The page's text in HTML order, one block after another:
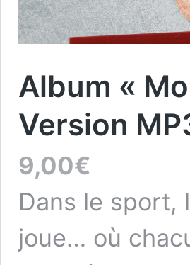
Album «
Version
9,00€
Dans le sport,
joue… où